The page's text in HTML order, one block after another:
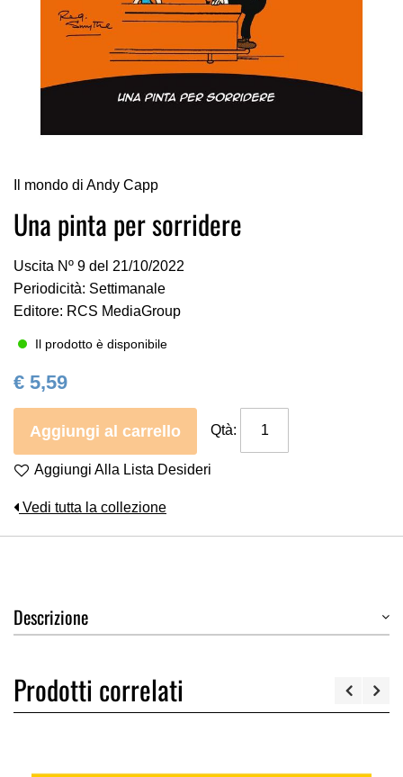
all'inizio
della
galleria
immagini
Il mondo di Andy Capp
Una pinta per sorridere
Uscita Nº 9 del 21/10/2022
Periodicità: Settimanale
Editore: RCS MediaGroup
Il prodotto è disponibile
€ 5,59
Aggiungi al carrello Qtà:
Aggiungi Alla Lista Desideri
Vedi tutta la collezione
Descrizione
Prodotti correlati